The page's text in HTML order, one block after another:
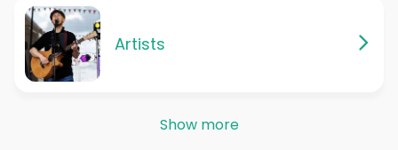
Artists
Show more